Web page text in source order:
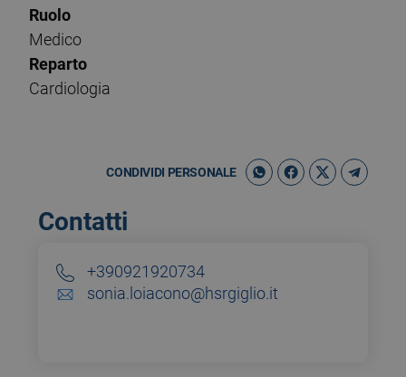
Ruolo
Medico
Reparto
Cardiologia
CONDIVIDI PERSONALE
Contatti
+390921920734
sonia.loiacono@hsrgiglio.it